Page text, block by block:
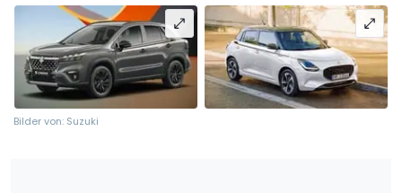
Bilder von: Suzuki